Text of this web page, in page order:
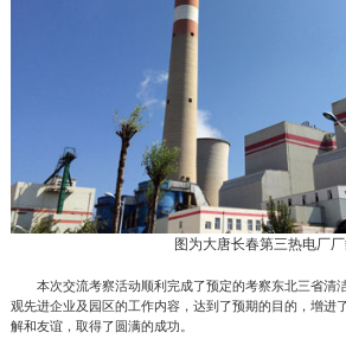
图为大唐长春第三热电厂
本次交流考察活动顺利完成了预定的考察东北三省清
观先进企业及园区的工作内容，达到了预期的目的，增进
解和友谊，取得了圆满的成功。